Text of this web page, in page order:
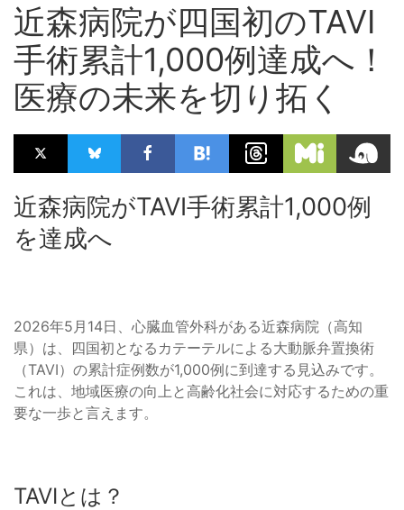
近森病院が四国初のTAVI
手術累計1,000例達成へ！
医療の未来を切り拓く
近森病院がTAVI手術累計1,000例
を達成へ
2026年5月14日、心臓血管外科がある近森病院（高知
県）は、四国初となるカテーテルによる大動脈弁置換術
（TAVI）の累計症例数が1,000例に到達する見込みです。
これは、地域医療の向上と高齢化社会に対応するための重
要な一歩と言えます。
TAVIとは？